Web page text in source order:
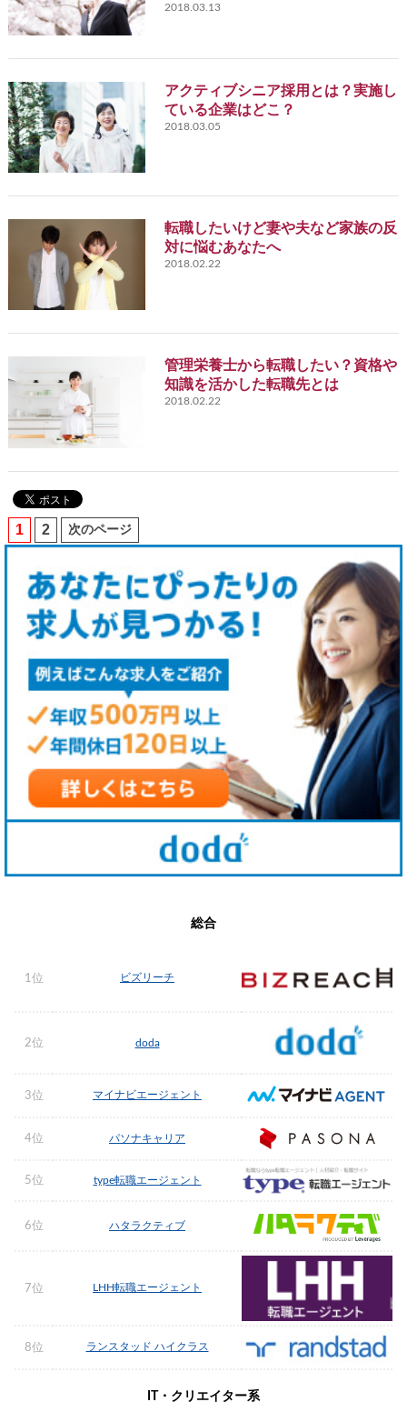
2018.03.13
アクティブシニア採用とは？実施し
ている企業はどこ？
2018.03.05
転職したいけど妻や夫など家族の反
対に悩むあなたへ
2018.02.22
管理栄養士から転職したい？資格や
知識を活かした転職先とは
2018.02.22
1 2 次のページ
総合
1位 ビズリーチ
2位 doda
3位 マイナビエージェント
4位 パソナキャリア
5位 type転職エージェント
6位 ハタラクティブ
7位 LHH転職エージェント
8位 ランスタッド ハイクラス
IT・クリエイター系